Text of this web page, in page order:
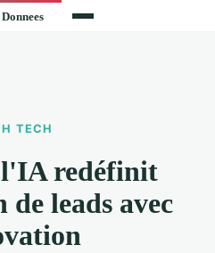
TECH
redéfinit
leads avec